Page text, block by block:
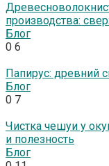
производства:
Блог
0 6
Папирус: древний
Блог
0 7
Чистка чешуи у
и полезность
Блог